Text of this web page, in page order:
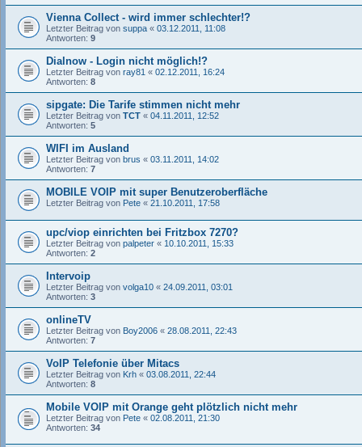
Vienna Collect - wird immer schlechter!?
Letzter Beitrag von suppa « 03.12.2011, 11:08
Antworten: 9
Dialnow - Login nicht möglich!?
Letzter Beitrag von ray81 « 02.12.2011, 16:24
Antworten: 8
sipgate: Die Tarife stimmen nicht mehr
Letzter Beitrag von TCT « 04.11.2011, 12:52
Antworten: 5
WIFI im Ausland
Letzter Beitrag von brus « 03.11.2011, 14:02
Antworten: 7
MOBILE VOIP mit super Benutzeroberfläche
Letzter Beitrag von Pete « 21.10.2011, 17:58
upc/viop einrichten bei Fritzbox 7270?
Letzter Beitrag von palpeter « 10.10.2011, 15:33
Antworten: 2
Intervoip
Letzter Beitrag von volga10 « 24.09.2011, 03:01
Antworten: 3
onlineTV
Letzter Beitrag von Boy2006 « 28.08.2011, 22:43
Antworten: 7
VoIP Telefonie über Mitacs
Letzter Beitrag von Krh « 03.08.2011, 22:44
Antworten: 8
Mobile VOIP mit Orange geht plötzlich nicht mehr
Letzter Beitrag von Pete « 02.08.2011, 21:30
Antworten: 34